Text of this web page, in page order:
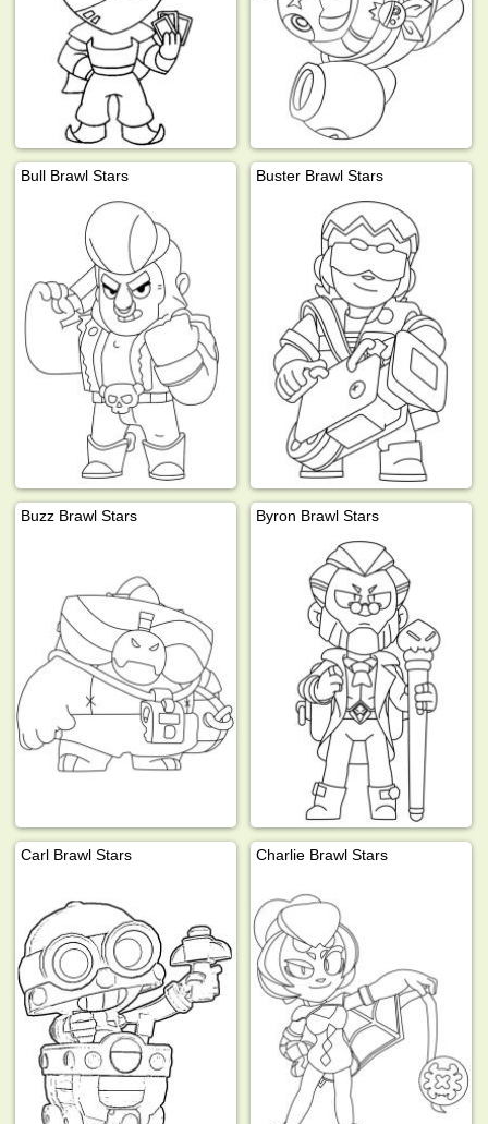
Bull Brawl Stars Buster Brawl Stars
Buzz Brawl Stars Byron Brawl Stars
Carl Brawl Stars Charlie Brawl Stars